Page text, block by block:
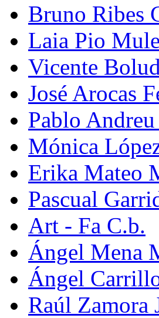
Bruno Ribes
Laia Pio
Vicente
José Arocas
Pablo
Mónica
Erika Mateo
Pascual
Art - Fa C.b.
Ángel Mena
Ángel
Raúl Zamora